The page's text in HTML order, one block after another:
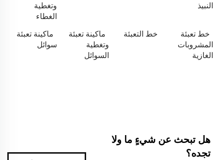
النبيذ
وتغطية
الغطاء
خط تعبئة
المشروبات
الغازية
خط التعبئة
ماكينة تعبئة
وتغطية
السوائل
ماكينة تعبئة
سوائل
هل تبحث عن شيءٍ ما ولا
تجده؟